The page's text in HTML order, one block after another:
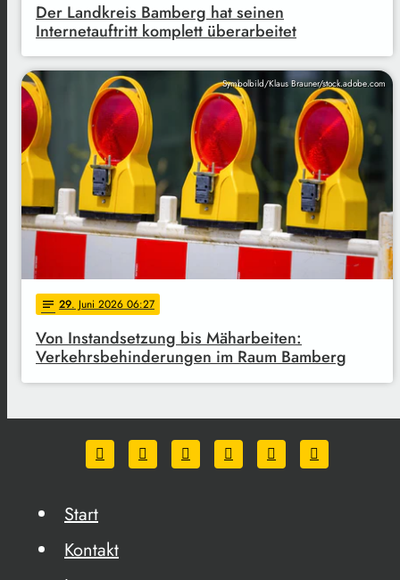
Der Landkreis Bamberg hat seinen
Internetauftritt komplett überarbeitet
Symbolbild/Klaus Brauner/stock.adobe.com
notes 29. Juni 2026 06:27
Von Instandsetzung bis Mäharbeiten:
Verkehrsbehinderungen im Raum Bamberg
Start
Kontakt